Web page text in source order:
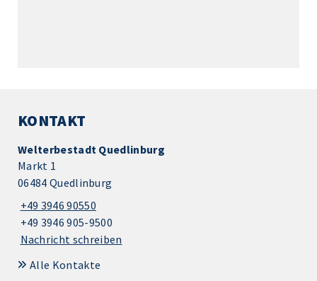
KONTAKT
Welterbestadt Quedlinburg
Markt 1
06484 Quedlinburg
+49 3946 90550
+49 3946 905-9500
Nachricht schreiben
Alle Kontakte